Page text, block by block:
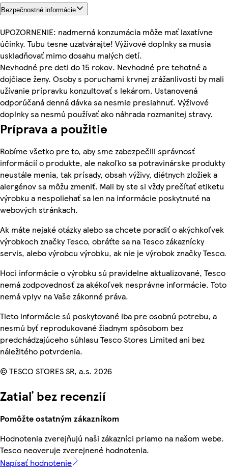
Bezpečnostné informácie
UPOZORNENIE: nadmerná konzumácia môže mať laxatívne
účinky. Tubu tesne uzatvárajte! Výživové doplnky sa musia
uskladňovať mimo dosahu malých detí.
Nevhodné pre deti do 15 rokov. Nevhodné pre tehotné a
dojčiace ženy. Osoby s poruchami krvnej zrážanlivosti by mali
užívanie prípravku konzultovať s lekárom. Ustanovená
odporúčaná denná dávka sa nesmie presiahnuť. Výživové
doplnky sa nesmú používať ako náhrada rozmanitej stravy.
Príprava a použitie
Robíme všetko pre to, aby sme zabezpečili správnosť
informácií o produkte, ale nakoľko sa potravinárske produkty
neustále menia, tak prísady, obsah výživy, diétnych zložiek a
alergénov sa môžu zmeniť. Mali by ste si vždy prečítať etiketu
výrobku a nespoliehať sa len na informácie poskytnuté na
webových stránkach.
Ak máte nejaké otázky alebo sa chcete poradiť o akýchkoľvek
výrobkoch značky Tesco, obráťte sa na Tesco zákaznícky
servis, alebo výrobcu výrobku, ak nie je výrobok značky Tesco.
Hoci informácie o výrobku sú pravidelne aktualizované, Tesco
nemá zodpovednosť za akékoľvek nesprávne informácie. Toto
nemá vplyv na Vaše zákonné práva.
Tieto informácie sú poskytované iba pre osobnú potrebu, a
nesmú byť reprodukované žiadnym spôsobom bez
predchádzajúceho súhlasu Tesco Stores Limited ani bez
náležitého potvrdenia.
© TESCO STORES SR, a.s. 2026
Zatiaľ bez recenzií
Pomôžte ostatným zákazníkom
Hodnotenia zverejňujú naši zákazníci priamo na našom webe.
Tesco neoveruje zverejnené hodnotenia.
Napísať hodnotenie